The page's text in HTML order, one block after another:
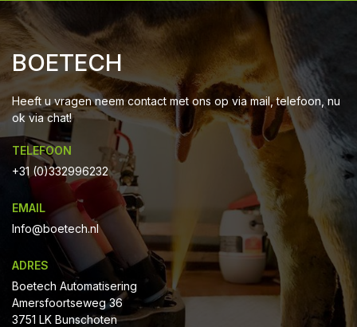
BOETECH
Heeft u vragen neem contact met ons op via mail, telefoon, nu
ok via chat!
TELEFOON
+31 (0)332996232
EMAIL
Info@boetech.nl
ADRES
Boetech Automatisering
Amersfoortseweg 36
3751 LK Bunschoten